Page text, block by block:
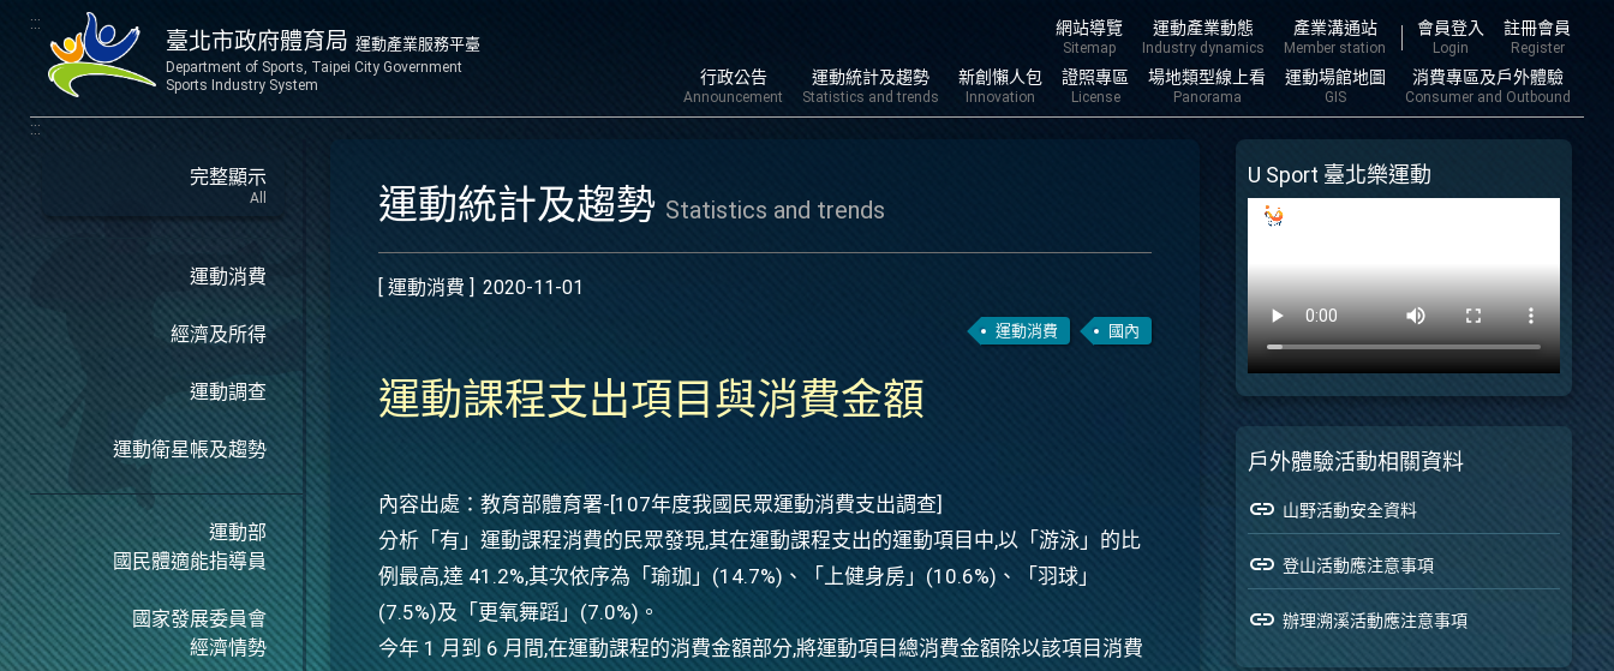
:::
臺北市政府體育局 運動產業服務平臺
Department of Sports, Taipei City Government
Sports Industry System
跳到主要內容
網站導覽
Sitemap
運動產業動態
Industry dynamics
產業溝通站
Member station
會員登入
Login
註冊會員
Register
行政公告
Announcement
運動統計及趨勢
Statistics and trends
新創懶人包
Innovation
證照專區
License
場地類型線上看
Panorama
運動場館地圖
GIS
消費專區及戶外體驗
Consumer and Outbound
:::
完整顯示
All
運動消費
經濟及所得
運動調查
運動衛星帳及趨勢
運動部
國民體適能指導員
國家發展委員會
經濟情勢
運動統計及趨勢 Statistics and trends
[ 運動消費 ] 2020-11-01
運動消費 國內
運動課程支出項目與消費金額
內容出處：教育部體育署-[107年度我國民眾運動消費支出調查]
分析「有」運動課程消費的民眾發現,其在運動課程支出的運動項目中,以「游泳」的比
例最高,達 41.2%,其次依序為「瑜珈」(14.7%)、「上健身房」(10.6%)、「羽球」
(7.5%)及「更氧舞蹈」(7.0%)。
今年 1 月到 6 月間,在運動課程的消費金額部分,將運動項目總消費金額除以該項目消費
U Sport 臺北樂運動
戶外體驗活動相關資料
link 山野活動安全資料
link 登山活動應注意事項
link 辦理溯溪活動應注意事項